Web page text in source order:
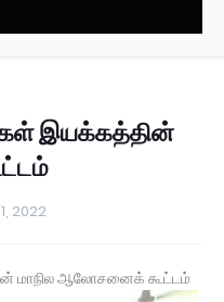
இயக்கத்தின்
2022
மாநில ஆலோசனைக் கூட்டம்